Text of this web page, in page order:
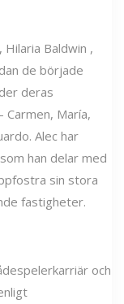
Hilaria Baldwin ,
de började
deras
- Carmen, María,
Alec har
han delar med
sin stora
fastigheter.
och